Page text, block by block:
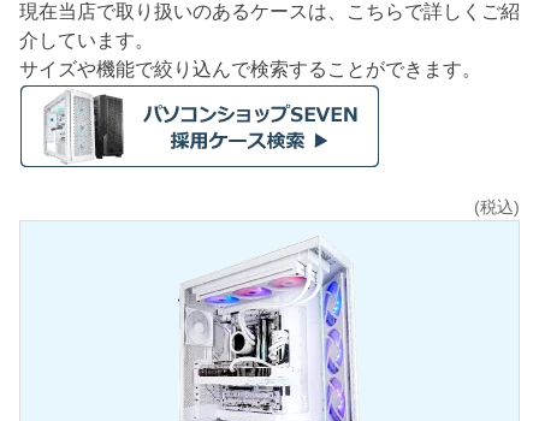
現在当店で取り扱いのあるケースは、こちらで詳しくご紹
介しています。
サイズや機能で絞り込んで検索することができます。
(税込)